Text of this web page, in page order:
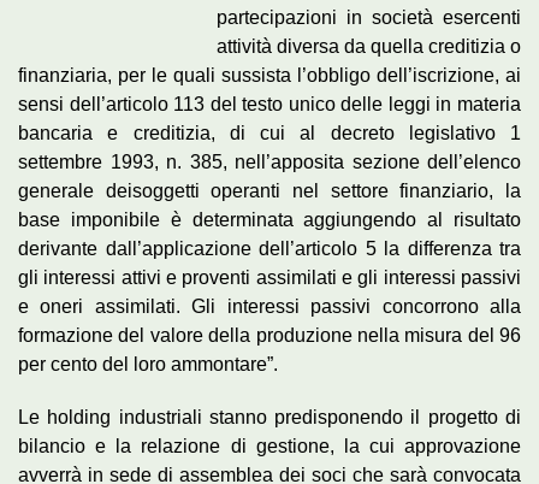
partecipazioni in società esercenti
attività diversa da quella creditizia o
finanziaria, per le quali sussista l’obbligo dell’iscrizione, ai
sensi dell’articolo 113 del testo unico delle leggi in materia
bancaria e creditizia, di cui al decreto legislativo 1
settembre 1993, n. 385, nell’apposita sezione dell’elenco
generale deisoggetti operanti nel settore finanziario, la
base imponibile è determinata aggiungendo al risultato
derivante dall’applicazione dell’articolo 5 la differenza tra
gli interessi attivi e proventi assimilati e gli interessi passivi
e oneri assimilati. Gli interessi passivi concorrono alla
formazione del valore della produzione nella misura del 96
per cento del loro ammontare”.
Le holding industriali stanno predisponendo il progetto di
bilancio e la relazione di gestione, la cui approvazione
avverrà in sede di assemblea dei soci che sarà convocata